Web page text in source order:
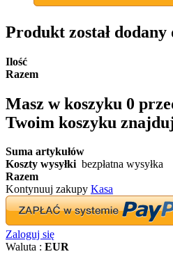
Produkt został dodany
Ilość
Razem
Masz w koszyku 0
Twoim koszyku
Suma artykułów
Koszty wysyłki bezpłatna wysyłka
Razem
Kontynuuj zakupy Kasa
Zaloguj się
Waluta : EUR